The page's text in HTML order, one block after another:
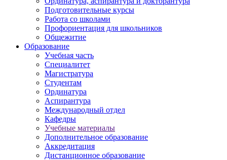
Подготовительные курсы
Работа со школами
Профориентация для школьников
Общежитие
Образование
Учебная часть
Специалитет
Магистратура
Студентам
Ординатура
Аспирантура
Международный отдел
Кафедры
Учебные материалы
Дополнительное образование
Аккредитация
Дистанционное образование